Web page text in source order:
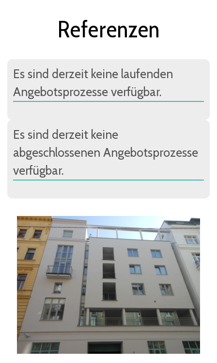
Referenzen
Es sind derzeit keine laufenden
Angebotsprozesse verfügbar.
Es sind derzeit keine
abgeschlossenen Angebotsprozesse
verfügbar.